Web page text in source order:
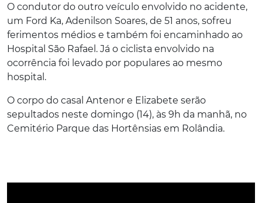
O condutor do outro veículo envolvido no acidente,
um Ford Ka, Adenilson Soares, de 51 anos, sofreu
ferimentos médios e também foi encaminhado ao
Hospital São Rafael. Já o ciclista envolvido na
ocorrência foi levado por populares ao mesmo
hospital.
O corpo do casal Antenor e Elizabete serão
sepultados neste domingo (14), às 9h da manhã, no
Cemitério Parque das Hortênsias em Rolândia.